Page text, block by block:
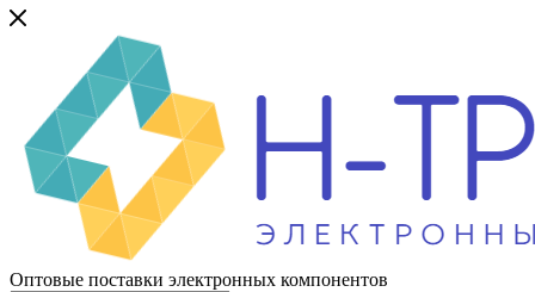
Оптовые поставки электронных компонентов